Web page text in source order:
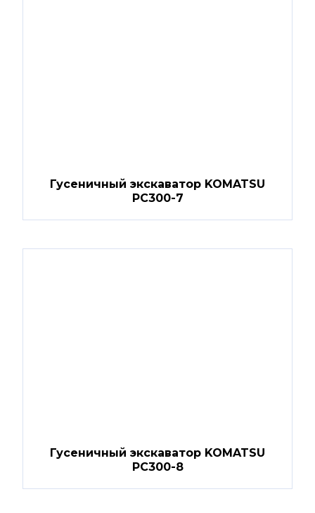
Гусеничный экскаватор KOMATSU
PC300-7
Гусеничный экскаватор KOMATSU
PC300-8